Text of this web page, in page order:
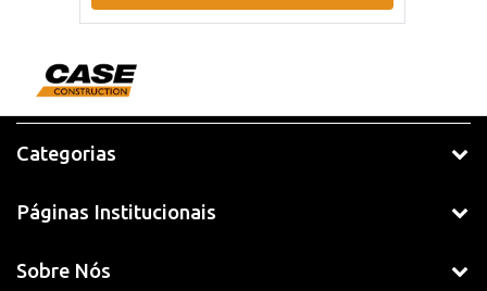
Categorias
Páginas Institucionais
Sobre Nós